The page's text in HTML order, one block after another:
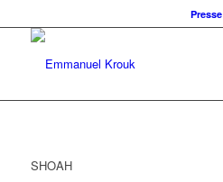
Presse
SHOAH